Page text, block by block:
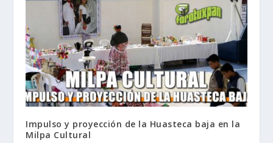
Impulso y proyección de la Huasteca baja en la
Milpa Cultural